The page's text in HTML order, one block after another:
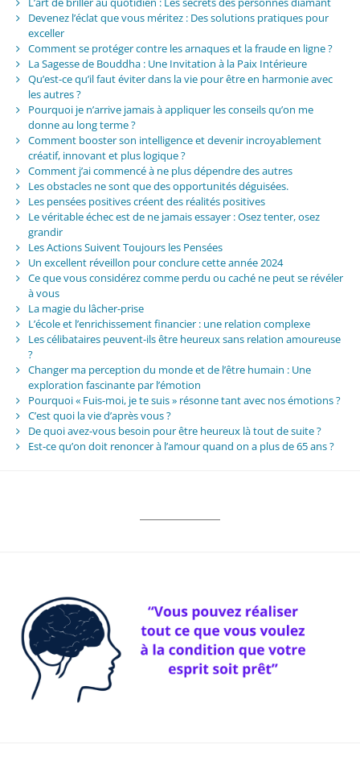
Devenez l’éclat que vous méritez : Des solutions pratiques pour
exceller
Comment se protéger contre les arnaques et la fraude en ligne ?
La Sagesse de Bouddha : Une Invitation à la Paix Intérieure
Qu’est-ce qu’il faut éviter dans la vie pour être en harmonie avec
les autres ?
Pourquoi je n’arrive jamais à appliquer les conseils qu’on me
donne au long terme ?
Comment booster son intelligence et devenir incroyablement
créatif, innovant et plus logique ?
Comment j’ai commencé à ne plus dépendre des autres
Les obstacles ne sont que des opportunités déguisées.
Les pensées positives créent des réalités positives
Le véritable échec est de ne jamais essayer : Osez tenter, osez
grandir
Les Actions Suivent Toujours les Pensées
Un excellent réveillon pour conclure cette année 2024
Ce que vous considérez comme perdu ou caché ne peut se révéler
à vous
La magie du lâcher-prise
L’école et l’enrichissement financier : une relation complexe
Les célibataires peuvent-ils être heureux sans relation amoureuse
?
Changer ma perception du monde et de l’être humain : Une
exploration fascinante par l’émotion
Pourquoi « Fuis-moi, je te suis » résonne tant avec nos émotions ?
C’est quoi la vie d’après vous ?
De quoi avez-vous besoin pour être heureux là tout de suite ?
Est-ce qu’on doit renoncer à l’amour quand on a plus de 65 ans ?